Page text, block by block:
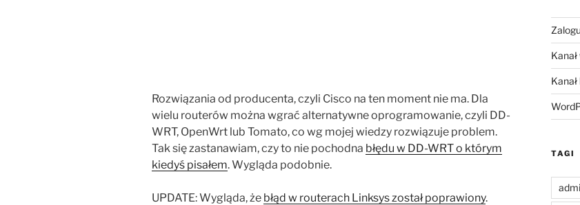
Rozwiązania od producenta, czyli Cisco na ten moment nie ma. Dla
wielu routerów można wgrać alternatywne oprogramowanie, czyli DD-
WRT, OpenWrt lub Tomato, co wg mojej wiedzy rozwiązuje problem.
Tak się zastanawiam, czy to nie pochodna błędu w DD-WRT o którym
kiedyś pisałem. Wygląda podobnie.
UPDATE: Wygląda, że błąd w routerach Linksys został poprawiony.
TAGI